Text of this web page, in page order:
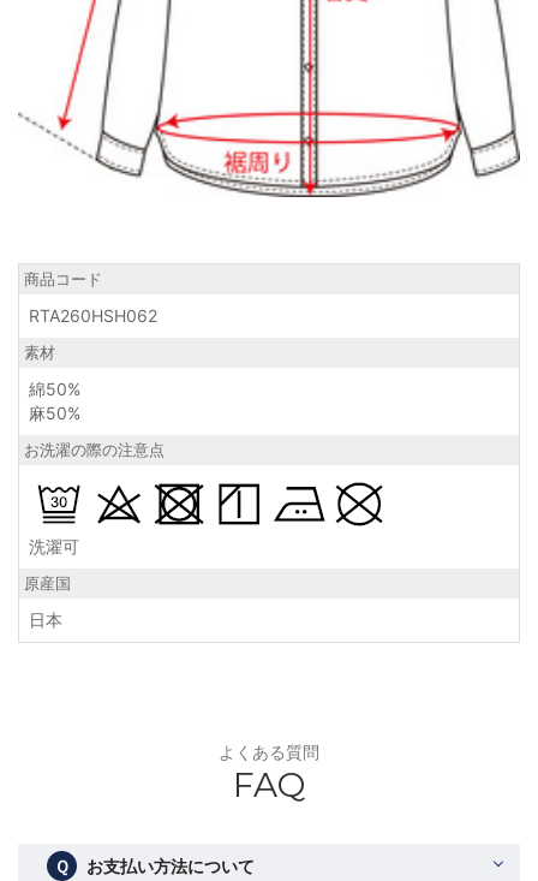
商品コード
RTA260HSH062
素材
綿50%
麻50%
お洗濯の際の注意点
洗濯可
原産国
日本
よくある質問
FAQ
Ｑ お支払い方法について